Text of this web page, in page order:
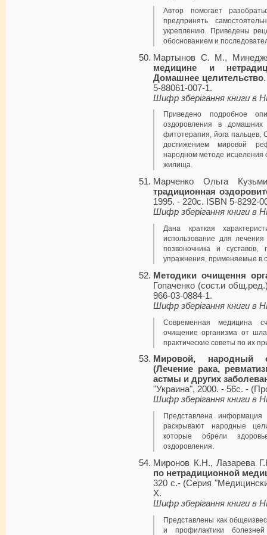
Автор помогает
предпринять
укреплению. Приведены
обоснованием и
Мартынов С. М.,
медицине и
Домашнее целительство
5-88061-007-1.
Шифр зберігання книги в
Приведено подробное
оздоровления в
фитотерапия, йога пальцев,
достижением мировой
народном методе исцеления
жилища.
Марченко Ольга
традиционная
1995. - 220с. ISBN 5-8292-
Шифр зберігання книги в
Дана краткая
использование для
позвоночника и суставов,
упражнения, применяемые в
Методики очищення
Гопаченко (сост.и
966-03-0884-1.
Шифр зберігання книги в
Современная медицина
очищение организма от
практические советы по их
Мировой, народный
(Лечение рака,
астмы и других
"Украина", 2000. - 56с. -
Шифр зберігання книги в
Представлена
раскрывают народные
которые обрели
оздоровления.
Миронов К.Н., Лазарева
по нетрадиционной
320 с.- (Серия
X.
Шифр зберігання книги в
Представлены как
и профилактики